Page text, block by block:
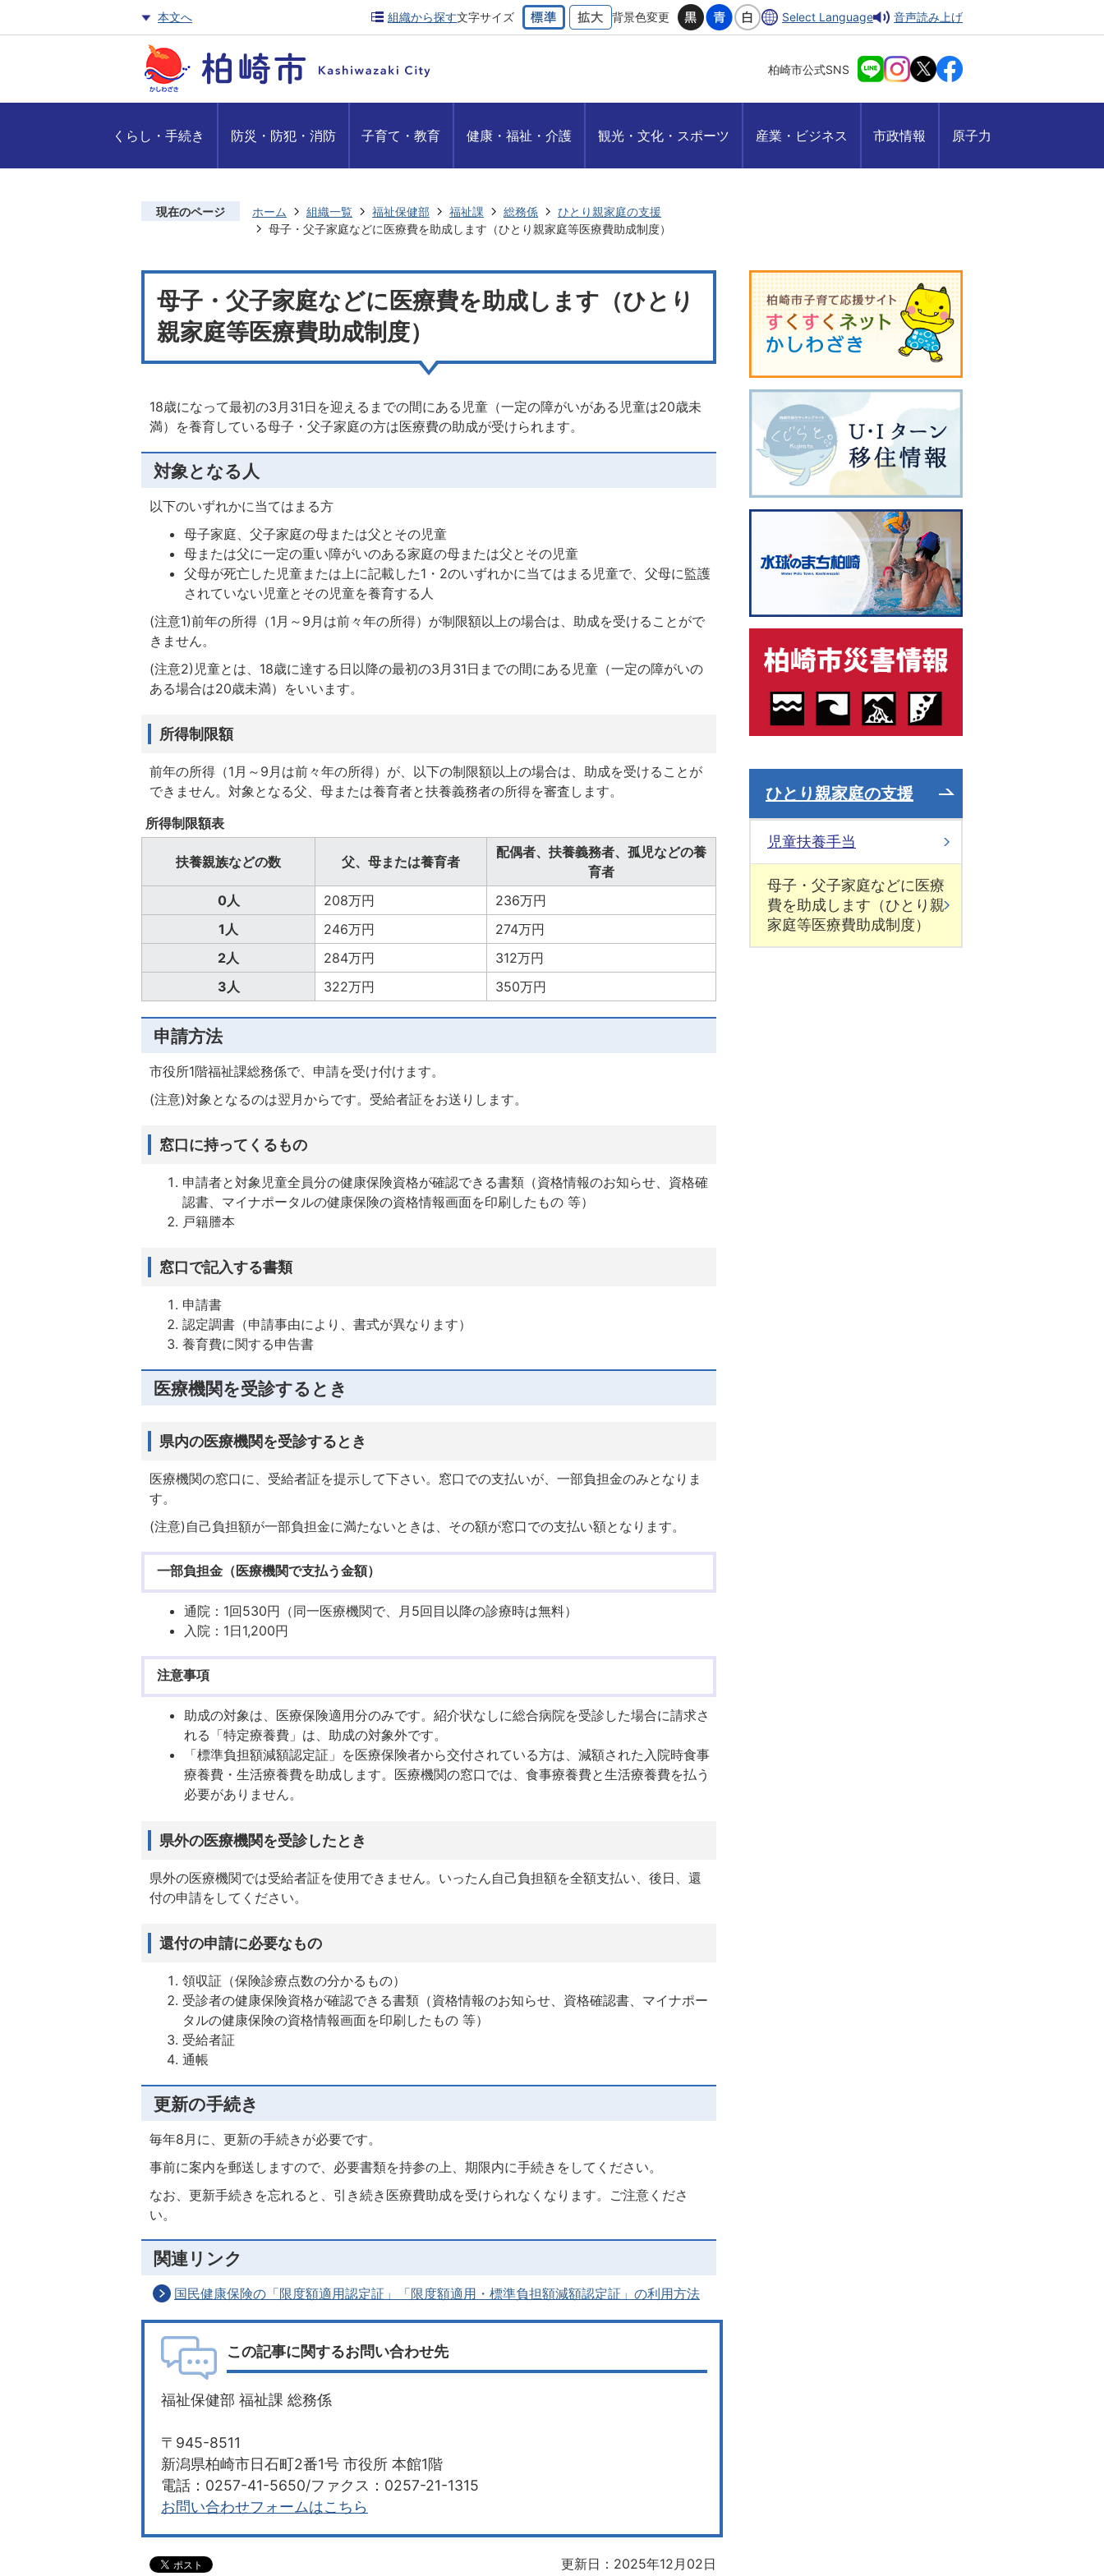
本文へ 組織から探す文字サイズ 背景色変更 Select Language 音声読み上げ
柏崎市公式SNS
くらし・手続き 防災・防犯・消防 子育て・教育 健康・福祉・介護 観光・文化・スポーツ 産業・ビジネス 市政情報 原子力
現在のページ ホーム 組織一覧 福祉保健部 福祉課 総務係
ひとり親家庭の支援
母子・父子家庭などに医療費を助成します（ひとり親家庭等医療費助成制度）
母子・父子家庭などに医療費を助成します（ひとり
親家庭等医療費助成制度）
18歳になって最初の3月31日を迎えるまでの間にある児童（一定の障がいがある児童は20歳未
満）を養育している母子・父子家庭の方は医療費の助成が受けられます。
対象となる人
以下のいずれかに当てはまる方
母子家庭、父子家庭の母または父とその児童
母または父に一定の重い障がいのある家庭の母または父とその児童
父母が死亡した児童または上に記載した1・2のいずれかに当てはまる児童で、父母に監護
されていない児童とその児童を養育する人
(注意1)前年の所得（1月～9月は前々年の所得）が制限額以上の場合は、助成を受けることがで
きません。
(注意2)児童とは、18歳に達する日以降の最初の3月31日までの間にある児童（一定の障がいの
ある場合は20歳未満）をいいます。
所得制限額
前年の所得（1月～9月は前々年の所得）が、以下の制限額以上の場合は、助成を受けることが
できません。対象となる父、母または養育者と扶養義務者の所得を審査します。
所得制限額表
扶養親族などの数 父、母または養育者
配偶者、扶養義務者、孤児などの養
育者
0人
208万円
236万円
1人
246万円
274万円
2人
284万円
312万円
3人
322万円 350万円
申請方法
市役所1階福祉課総務係で、申請を受け付けます。
(注意)対象となるのは翌月からです。受給者証をお送りします。
窓口に持ってくるもの
申請者と対象児童全員分の健康保険資格が確認できる書類（資格情報のお知らせ、資格確
認書、マイナポータルの健康保険の資格情報画面を印刷したもの 等）
戸籍謄本
窓口で記入する書類
申請書
認定調書（申請事由により、書式が異なります）
養育費に関する申告書
医療機関を受診するとき
県内の医療機関を受診するとき
医療機関の窓口に、受給者証を提示して下さい。窓口での支払いが、一部負担金のみとなりま
す。
(注意)自己負担額が一部負担金に満たないときは、その額が窓口での支払い額となります。
一部負担金（医療機関で支払う金額）
通院：1回530円（同一医療機関で、月5回目以降の診療時は無料）
入院：1日1,200円
注意事項
助成の対象は、医療保険適用分のみです。紹介状なしに総合病院を受診した場合に請求さ
れる「特定療養費」は、助成の対象外です。
「標準負担額減額認定証」を医療保険者から交付されている方は、減額された入院時食事
療養費・生活療養費を助成します。医療機関の窓口では、食事療養費と生活療養費を払う
必要がありません。
県外の医療機関を受診したとき
県外の医療機関では受給者証を使用できません。いったん自己負担額を全額支払い、後日、還
付の申請をしてください。
還付の申請に必要なもの
領収証（保険診療点数の分かるもの）
受診者の健康保険資格が確認できる書類（資格情報のお知らせ、資格確認書、マイナポー
タルの健康保険の資格情報画面を印刷したもの 等）
受給者証
通帳
更新の手続き
毎年8月に、更新の手続きが必要です。
事前に案内を郵送しますので、必要書類を持参の上、期限内に手続きをしてください。
なお、更新手続きを忘れると、引き続き医療費助成を受けられなくなります。ご注意くださ
い。
関連リンク
国民健康保険の「限度額適用認定証」「限度額適用・標準負担額減額認定証」の利用方法
この記事に関するお問い合わせ先
福祉保健部 福祉課 総務係
〒945-8511
新潟県柏崎市日石町2番1号 市役所 本館1階
電話：0257-41-5650/ファクス：0257-21-1315
お問い合わせフォームはこちら
更新日：2025年12月02日
ひとり親家庭の支援
児童扶養手当
母子・父子家庭などに医療
費を助成します（ひとり親
家庭等医療費助成制度）